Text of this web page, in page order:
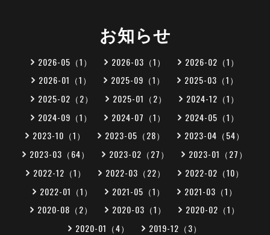
お知らせ
2026-05（1） 2026-03（1）
2026-02（1）
2026-01（1）
2025-09（1）
2025-03（1）
2025-02（2）
2025-01（2）
2024-12（1）
2024-09（1）
2024-07（1）
2024-05（1）
2023-10（1）
2023-05（28）
2023-04（54）
2023-03（64）
2023-02（27）
2023-01（27）
2022-12（1）
2022-03（22）
2022-02（10）
2022-01（1）
2021-05（1）
2021-03（1）
2020-08（2）
2020-03（1）
2020-02（1）
2020-01（4）
2019-12（3）